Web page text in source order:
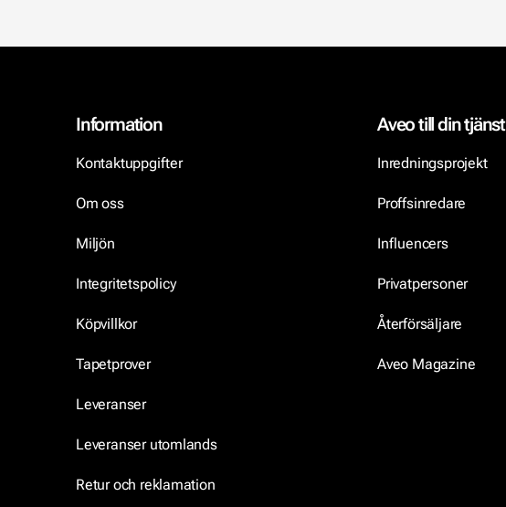
Information
Kontaktuppgifter
Om oss
Miljön
Integritetspolicy
Köpvillkor
Tapetprover
Leveranser
Leveranser utomlands
Retur och reklamation
Aveo till din tjänst
Inredningsprojekt
Proffsinredare
Influencers
Privatpersoner
Återförsäljare
Aveo Magazine